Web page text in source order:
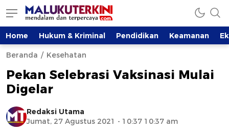
Home Hukum & Kriminal Pendidikan Keamanan
Beranda Kesehatan
Pekan Selebrasi Vaksinasi Mulai
Digelar
Redaksi Utama
Jumat, 27 Agustus 2021 - 10:37 10:37 am